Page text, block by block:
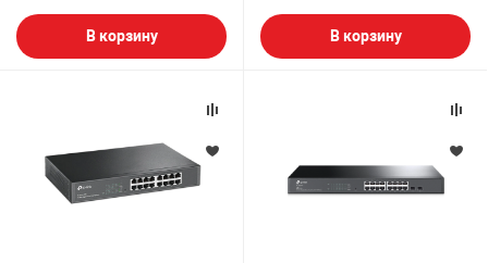
НАБОР ДЛЯ
В корзину В корзину